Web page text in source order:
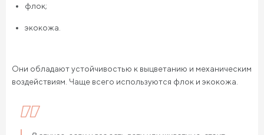
флок;
экокожа.
Они обладают устойчивостью к выцветанию и механическим
воздействиям. Чаще всего используются флок и экокожа.